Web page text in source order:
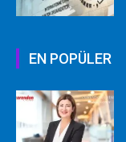
EN POPÜLER